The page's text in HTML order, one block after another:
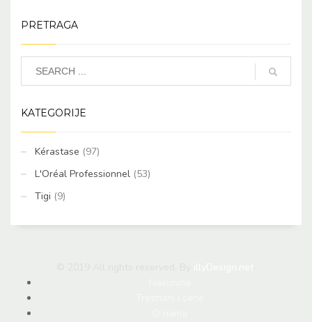
PRETRAGA
KATEGORIJE
Kérastase (97)
L'Oréal Professionnel (53)
Tigi (9)